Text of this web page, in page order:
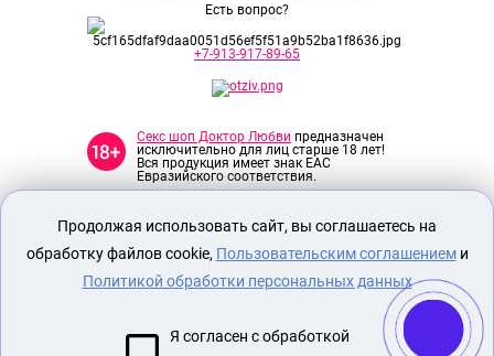
Есть вопрос?
+7-913-917-89-65
Секс шоп Доктор Любви предназначен
исключительно для лиц старше 18 лет!
Вся продукция имеет знак EAC
Евразийского соответствия.
О МАГАЗИНЕ
ОПЛАТА И ДОСТАВКА
СЕКС ИГРУШКИ
Продолжая использовать сайт, вы соглашаетесь на
обработку файлов cookie, Пользовательским соглашениеми
Политикой обработки персональных данных
Я согласен с обработкой